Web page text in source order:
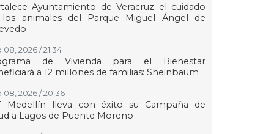
Ayuntamiento de Veracruz el cuidado
animales del Parque Miguel Ángel de
08, 2026 / 21:34
de Vivienda para el Bienestar
a 12 millones de familias: Sheinbaum
08, 2026 / 20:36
Medellín lleva con éxito su Campaña de
a Lagos de Puente Moreno